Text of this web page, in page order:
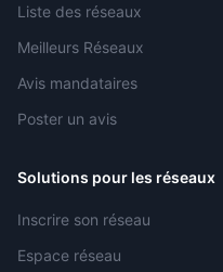
Liste des réseaux
Meilleurs Réseaux
Avis mandataires
Poster un avis
Solutions pour les réseaux
Inscrire son réseau
Espace réseau